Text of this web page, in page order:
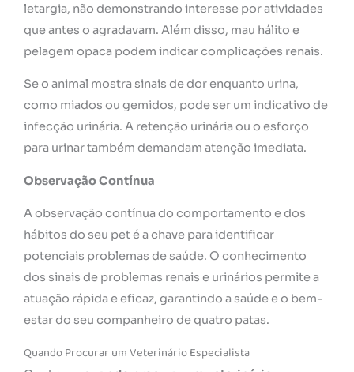
letargia, não demonstrando interesse por atividades
que antes o agradavam. Além disso, mau hálito e
pelagem opaca podem indicar complicações renais.
Se o animal mostra sinais de dor enquanto urina,
como miados ou gemidos, pode ser um indicativo de
infecção urinária. A retenção urinária ou o esforço
para urinar também demandam atenção imediata.
Observação Contínua
A observação contínua do comportamento e dos
hábitos do seu pet é a chave para identificar
potenciais problemas de saúde. O conhecimento
dos sinais de problemas renais e urinários permite a
atuação rápida e eficaz, garantindo a saúde e o bem-
estar do seu companheiro de quatro patas.
Quando Procurar um Veterinário Especialista